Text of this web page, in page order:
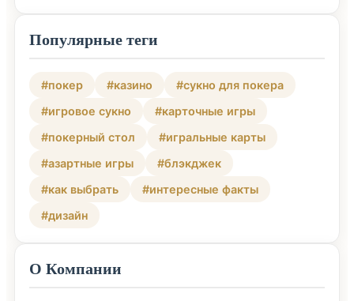
Популярные теги
#покер #казино
#сукно для покера
#игровое сукно
#карточные игры
#покерный стол
#игральные карты
#азартные игры
#блэкджек
#как выбрать
#интересные факты
#дизайн
О Компании